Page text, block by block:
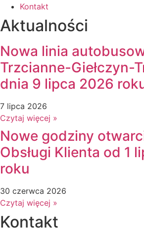
Kontakt
Aktualności
Nowa linia
Trzcianne-Giełczyn-
dnia 9 lipca 2026
7 lipca 2026
Czytaj więcej »
Nowe godziny
Obsługi Klienta od 1
roku
30 czerwca 2026
Czytaj więcej »
Kontakt